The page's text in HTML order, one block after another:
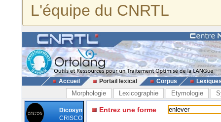
L'équipe du CNRTL
Accueil Portail lexical Corpus
Morphologie Lexicographie Etymologie
Dicosyn
CRISCO
Entrez une forme